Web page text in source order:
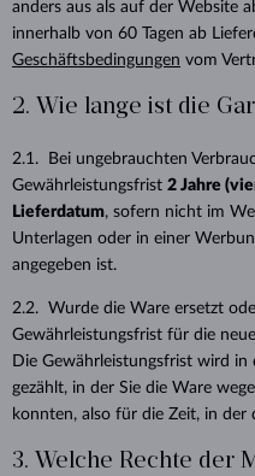
anders aus als auf der Website
innerhalb von 60 Tagen ab
Geschäftsbedingungen vom
2. Wie lange ist die
2.1. Bei ungebrauchten
Gewährleistungsfrist 2 Jahre
Lieferdatum, sofern nicht im
Unterlagen oder in einer
angegeben ist.
2.2. Wurde die Ware ersetzt
Gewährleistungsfrist für die
Die Gewährleistungsfrist wird in
gezählt, in der Sie die Ware
konnten, also für die Zeit, in der
3. Welche Rechte der